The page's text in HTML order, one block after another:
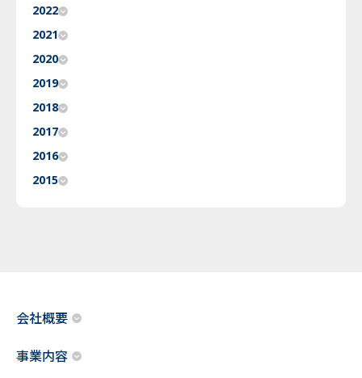
2022
2021
2020
2019
2018
2017
2016
2015
会社概要
事業内容